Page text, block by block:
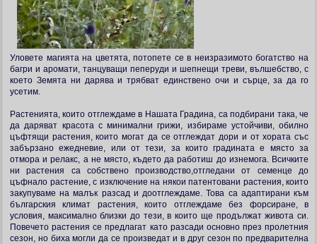
Уловете магията на цветята, потопете се в неизразимото богатство на
багри и аромати, танцуващи пеперуди и шепнещи треви, вълшебство, с
което Земята ни дарява и трябват единствено очи и сърце, за да го
усетим.
Растенията, които отглеждаме в Нашата Градина, са подбирани така, че
да даряват красота с минимални грижи, избираме устойчиви, обилно
цъфтящи растения, които могат да се отглеждат дори и от хората със
забързано ежедневие, или от тези, за които градината е място за
отмора и релакс, а не място, където да работиш до изнемога. Всичките
ни растения са собствено производство,отгледани от семенце до
цъфнало растение, с изключение на някои патентовани растения, които
закупуваме на малък разсад и доотглеждаме. Това са адаптирани към
българския климат растения, които отглеждаме без форсиране, в
условия, максимално близки до тези, в които ще продължат живота си.
Повечето растения се предлагат като разсади основно през пролетния
сезон, но биха могли да се произведат и в друг сезон по предварителна